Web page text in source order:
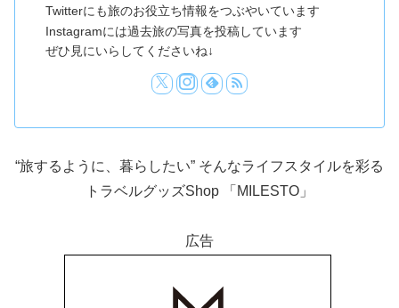
Twitterにも旅のお役立ち情報をつぶやいています
Instagramには過去旅の写真を投稿しています
ぜひ見にいらしてくださいね↓
“旅するように、暮らしたい” そんなライフスタイルを彩る
トラベルグッズShop 「MILESTO」
広告